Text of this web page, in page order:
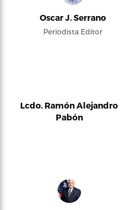
Oscar J. Serrano
Periodista Editor
Lcdo. Ramón Alejandro
Pabón